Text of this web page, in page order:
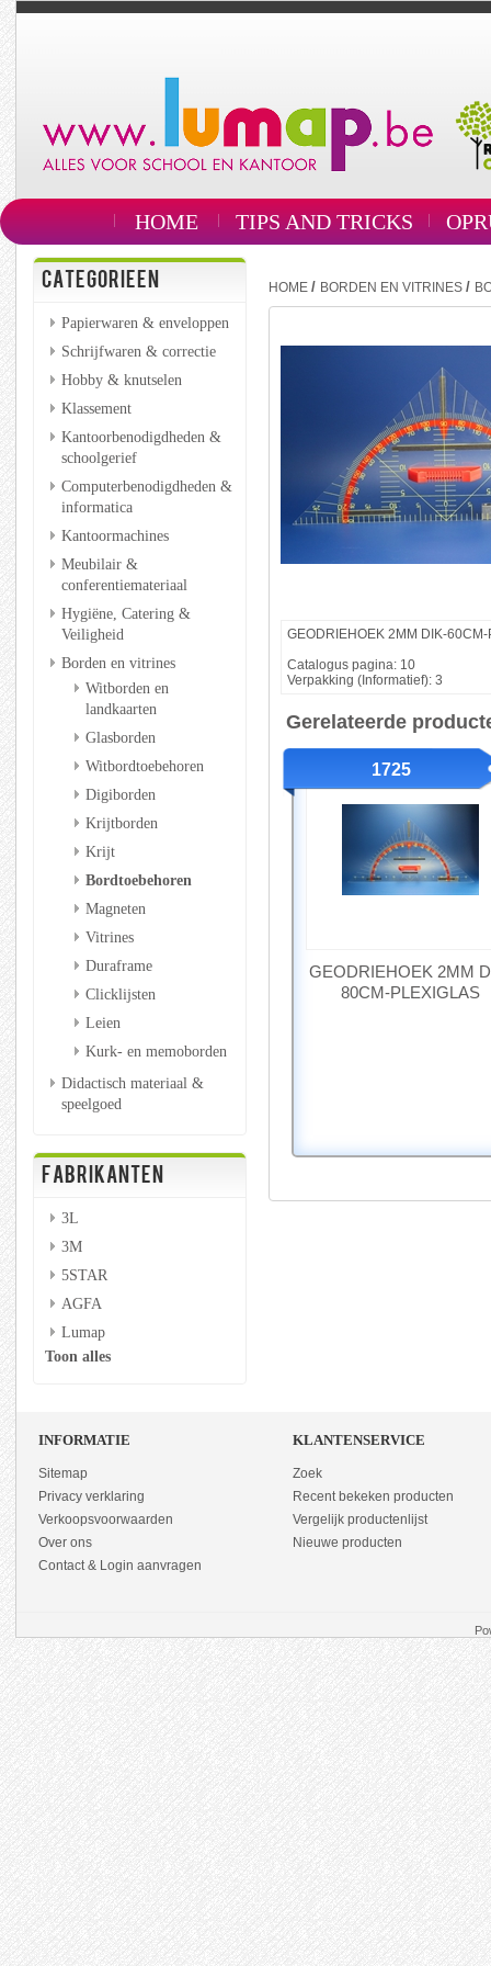
HOME TIPS AND TRICKS
CATEGORIEEN
Papierwaren & enveloppen
Schrijfwaren & correctie
Hobby & knutselen
Klassement
Kantoorbenodigdheden &
schoolgerief
Computerbenodigdheden &
informatica
Kantoormachines
Meubilair &
conferentiemateriaal
Hygiëne, Catering &
Veiligheid
Borden en vitrines
Witborden en
landkaarten
Glasborden
Witbordtoebehoren
Digiborden
Krijtborden
Krijt
Bordtoebehoren
Magneten
Vitrines
Duraframe
Clicklijsten
Leien
Kurk- en memoborden
Didactisch materiaal &
speelgoed
FABRIKANTEN
3L
3M
5STAR
AGFA
Lumap
Toon alles
HOME / BORDEN EN VITRINES /
GEODRIEHOEK 2MM DIK-
Catalogus pagina: 10
Verpakking (Informatief): 3
Gerelateerde
GEODRIEHOEK 2MM
80CM-PLEXIGLAS
1725
INFORMATIE
Sitemap
Privacy verklaring
Verkoopsvoorwaarden
Over ons
Contact & Login aanvragen
KLANTENSERVICE
Zoek
Recent bekeken producten
Vergelijk productenlijst
Nieuwe producten